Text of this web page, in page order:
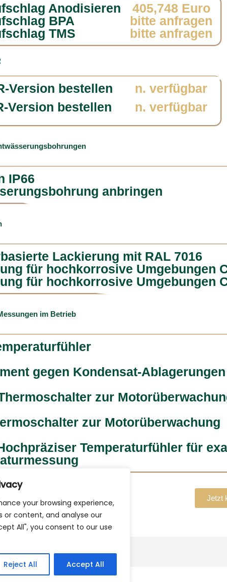
your browsing experience,
or content, and analyse our
All", you consent to our use
Reject All Accept All
Anodisieren
405,748 Euro
BPA
bitte anfragen
TMS
bitte anfragen
Version bestellen
n. verfügbar
Version bestellen
n. verfügbar
IP66
anbringen
Lackierung mit RAL 7016
für hochkorrosive Umgebungen
für hochkorrosive Umgebungen
im Betrieb
gegen Kondensat-Ablagerungen
zur
zur Motorüberwachung
Temperaturfühler für
Jetzt